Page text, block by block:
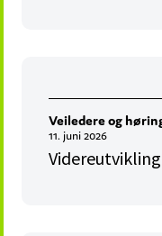
Veiledere og
11. juni 2026